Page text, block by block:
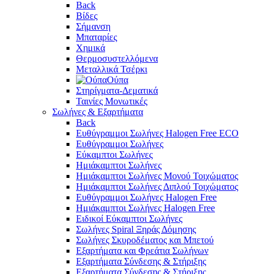
Back
Βίδες
Σήμανση
Μπαταρίες
Χημικά
Θερμοσυστελλόμενα
Μεταλλικά Τσέρκι
Ούπα
Στηρίγματα-Δεματικά
Ταινίες Μονωτικές
Σωλήνες & Εξαρτήματα
Back
Ευθύγραμμοι Σωλήνες Halogen Free ECO
Ευθύγραμμοι Σωλήνες
Εύκαμπτοι Σωλήνες
Ημιάκαμπτοι Σωλήνες
Ημιάκαμπτοι Σωλήνες Μονού Τοιχώματος
Ημιάκαμπτοι Σωλήνες Διπλού Τοιχώματος
Ευθύγραμμοι Σωλήνες Halogen Free
Ημιάκαμπτοι Σωλήνες Halogen Free
Ειδικοί Εύκαμπτοι Σωλήνες
Σωλήνες Spiral Ξηράς Δόμησης
Σωλήνες Σκυροδέματος και Μπετού
Εξαρτήματα και Φρεάτια Σωλήνων
Εξαρτήματα Σύνδεσης & Στήριξης
Εξαρτήματα Σύνδεσης & Στήριξης